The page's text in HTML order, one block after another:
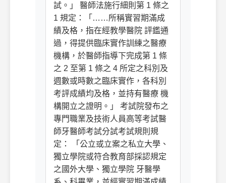
試。」 醫師法施行細則第 1 條之
1 規定：「……所稱實習期滿成
績及格，指在經教學醫院 評鑑通
過，得提供臨床實作訓練之醫療
機構，於醫師指導下完成第 1 條
之 2 至第 1 條之 4 所定之科別及
週數或時數之臨床實作，各科別
考評成績均及格，並持有醫療 機
構開立之證明。」 考試院發布之
專門職業及技術人員高等考試醫
師牙醫師考試分試考試規則規
定： 「公立或立案之私立大學、
獨立學院或符合教育部採認規定
之國外大學、獨立學院 牙醫學